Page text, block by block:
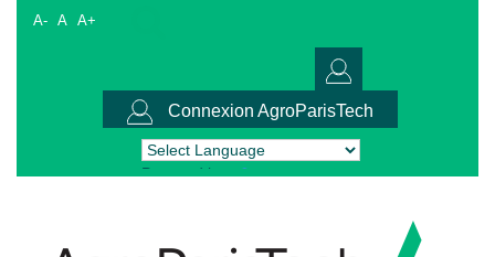
A- A A+
Connexion AgroParisTech
Powered by Translate